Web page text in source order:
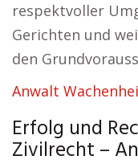
respektvoller
Gerichten und
den
Anwalt
Erfolg und
Zivilrecht –